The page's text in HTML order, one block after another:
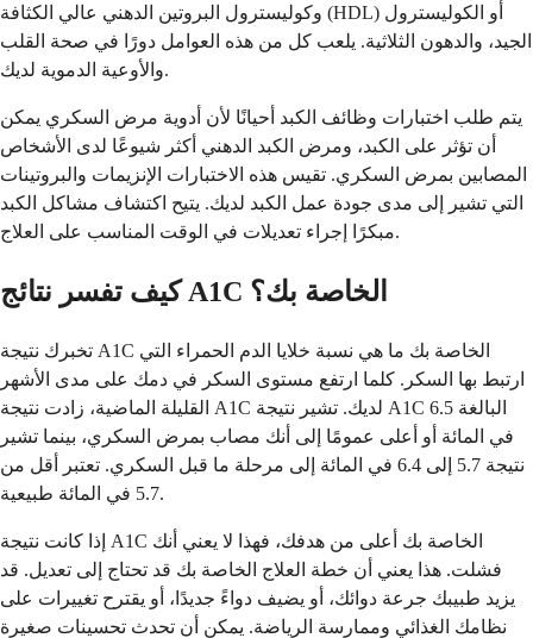
وكوليسترول البروتين الدهني عالي الكثافة (HDL) أو الكوليسترول
الجيد، والدهون الثلاثية. يلعب كل من هذه العوامل دورًا في صحة القلب
والأوعية الدموية لديك.
يتم طلب اختبارات وظائف الكبد أحيانًا لأن أدوية مرض السكري يمكن
أن تؤثر على الكبد، ومرض الكبد الدهني أكثر شيوعًا لدى الأشخاص
المصابين بمرض السكري. تقيس هذه الاختبارات الإنزيمات والبروتينات
التي تشير إلى مدى جودة عمل الكبد لديك. يتيح اكتشاف مشاكل الكبد
مبكرًا إجراء تعديلات في الوقت المناسب على العلاج.
كيف تفسر نتائج A1C الخاصة بك؟
تخبرك نتيجة A1C الخاصة بك ما هي نسبة خلايا الدم الحمراء التي
ارتبط بها السكر. كلما ارتفع مستوى السكر في دمك على مدى الأشهر
القليلة الماضية، زادت نتيجة A1C لديك. تشير نتيجة A1C البالغة 6.5
في المائة أو أعلى عمومًا إلى أنك مصاب بمرض السكري، بينما تشير
نتيجة 5.7 إلى 6.4 في المائة إلى مرحلة ما قبل السكري. تعتبر أقل من
5.7 في المائة طبيعية.
إذا كانت نتيجة A1C الخاصة بك أعلى من هدفك، فهذا لا يعني أنك
فشلت. هذا يعني أن خطة العلاج الخاصة بك قد تحتاج إلى تعديل. قد
يزيد طبيبك جرعة دوائك، أو يضيف دواءً جديدًا، أو يقترح تغييرات على
نظامك الغذائي وممارسة الرياضة. يمكن أن تحدث تحسينات صغيرة